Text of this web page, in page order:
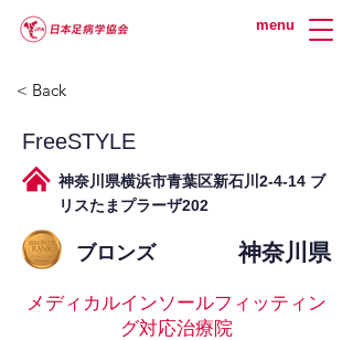
menu
< Back
FreeSTYLE
神奈川県横浜市青葉区新石川2-4-14 ブ
リスたまプラーザ202
ブロンズ 神奈川県
メディカルインソールフィッティン
グ対応治療院